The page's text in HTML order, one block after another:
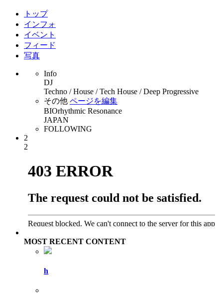
トップ
インフォ
イベント
フィード
写真
Info
DJ
Techno / House / Tech House / Deep Progressive
その他 ページを編集
BIOrhythmic Resonance
JAPAN
FOLLOWING
2
2
MOST RECENT CONTENT
h